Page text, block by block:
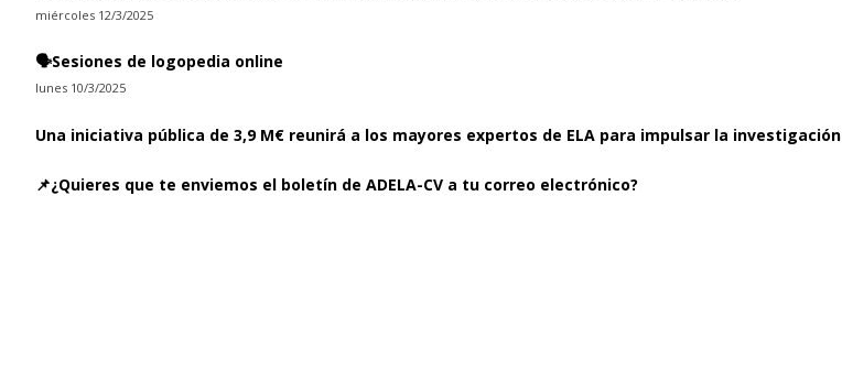
miércoles 12/3/2025
🗣️Sesiones de logopedia online
lunes 10/3/2025
Una iniciativa pública de 3,9 M€ reunirá a los mayores expertos de ELA para impulsar la investigación
📌¿Quieres que te enviemos el boletín de ADELA-CV a tu correo electrónico?